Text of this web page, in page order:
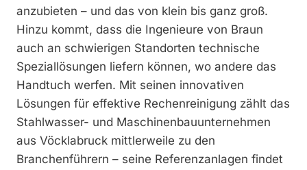
anzubieten – und das von klein bis ganz groß.
Hinzu kommt, dass die Ingenieure von Braun
auch an schwierigen Standorten technische
Speziallösungen liefern können, wo andere das
Handtuch werfen. Mit seinen innovativen
Lösungen für effektive Rechenreinigung zählt das
Stahlwasser- und Maschinenbauunternehmen
aus Vöcklabruck mittlerweile zu den
Branchenführern – seine Referenzanlagen findet